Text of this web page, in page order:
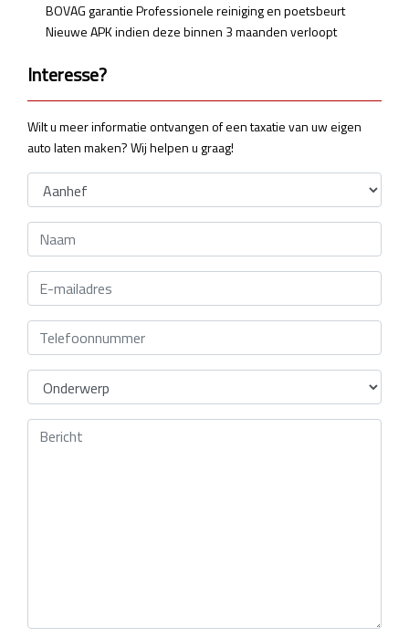
BOVAG garantie Professionele reiniging en poetsbeurt
Nieuwe APK indien deze binnen 3 maanden verloopt
Interesse?
Wilt u meer informatie ontvangen of een taxatie van uw eigen
auto laten maken? Wij helpen u graag!